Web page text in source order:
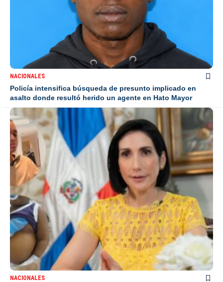
NACIONALES
Policía intensifica búsqueda de presunto implicado en
asalto donde resultó herido un agente en Hato Mayor
NACIONALES